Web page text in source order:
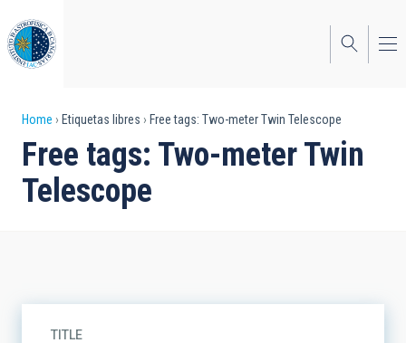
to
main
content
Breadcrumb
Home Etiquetas libres Free tags: Two-meter Twin Telescope
Free tags: Two-meter Twin
Telescope
TITLE